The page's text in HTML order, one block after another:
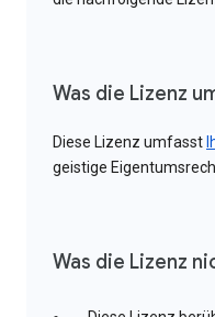
Was die Lizenz
Diese Lizenz umfasst
geistige
Was die Lizenz